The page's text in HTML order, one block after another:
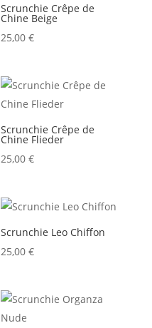
Scrunchie Crêpe de
Chine Beige
25,00 €
Scrunchie Crêpe de
Chine Flieder
25,00 €
Scrunchie Leo Chiffon
25,00 €